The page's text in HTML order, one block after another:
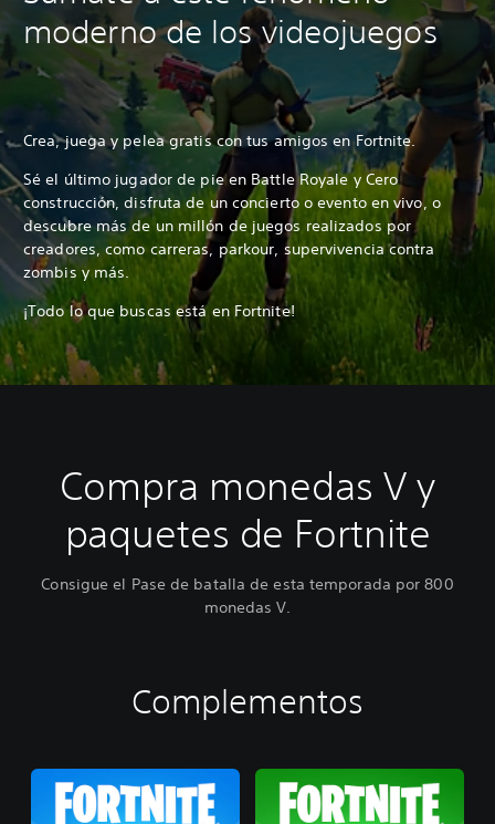
moderno de los videojuegos
Crea, juega y pelea gratis con tus amigos en Fortnite.
Sé el último jugador de pie en Battle Royale y Cero
construcción, disfruta de un concierto o evento en vivo, o
descubre más de un millón de juegos realizados por
creadores, como carreras, parkour, supervivencia contra
zombis y más.
¡Todo lo que buscas está en Fortnite!
Compra monedas V y
paquetes de Fortnite
Consigue el Pase de batalla de esta temporada por 800
monedas V.
Complementos